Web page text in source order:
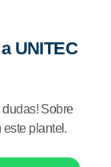
UNITEC
dudas! Sobre
plantel.